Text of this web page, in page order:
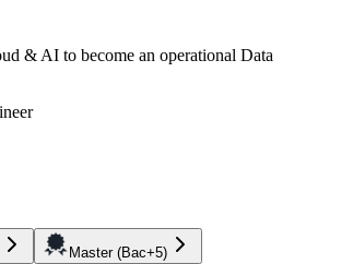
& AI to become an operational Data
Master (Bac+5)